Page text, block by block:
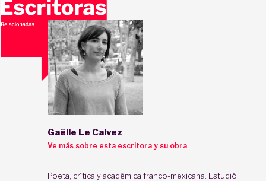
Gaëlle Le Calvez
Ve más sobre esta escritora y su obra
Poeta, crítica y académica franco-mexicana. Estudió